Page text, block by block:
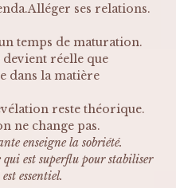
ses relations.
temps de maturation.
réelle que
dans la matière
reste théorique.
ne change pas.
enseigne la sobriété.
est superflu pour stabiliser
essentiel.